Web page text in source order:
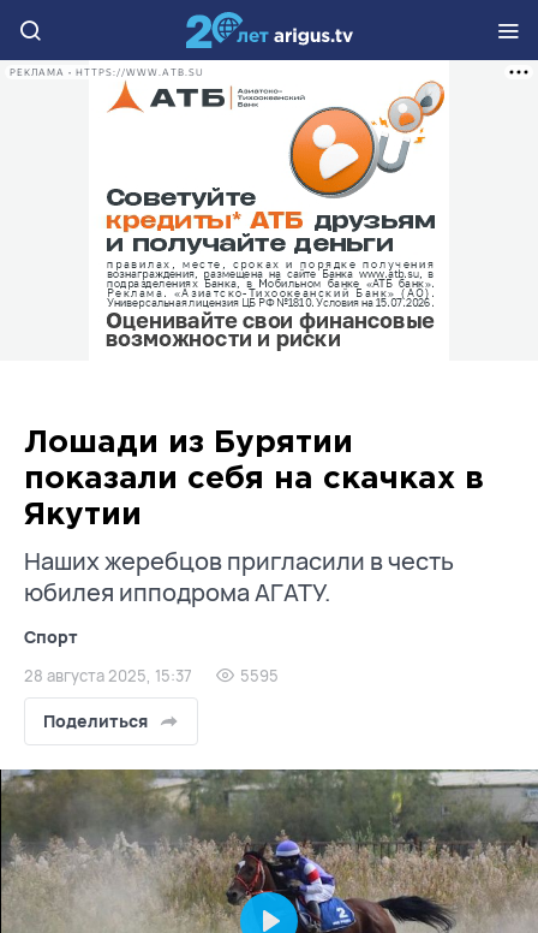
РЕКЛАМА • HTTPS://WWW.ATB.SU
Лошади из Бурятии
показали себя на скачках в
Якутии
Наших жеребцов пригласили в честь
юбилея ипподрома АГАТУ.
Спорт
28 августа 2025, 15:37 5595
Поделиться